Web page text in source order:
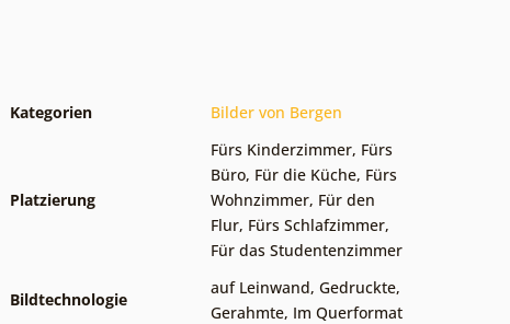
Kategorien Bilder von Bergen
Platzierung
Fürs Kinderzimmer, Fürs
Büro, Für die Küche, Fürs
Wohnzimmer, Für den
Flur, Fürs Schlafzimmer,
Für das Studentenzimmer
Bildtechnologie
auf Leinwand, Gedruckte,
Gerahmte, Im Querformat